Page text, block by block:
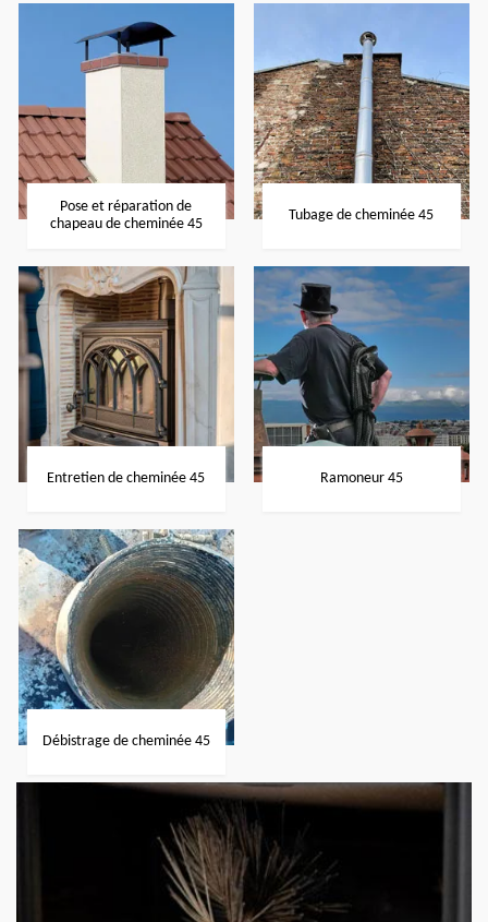
Pose et réparation de
chapeau de cheminée 45
Tubage de cheminée 45
Entretien de cheminée 45 Ramoneur 45
Débistrage de cheminée 45